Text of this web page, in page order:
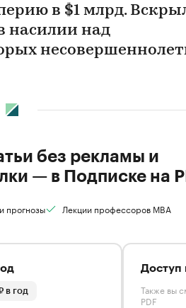
в $1 млрд.
насилии над
без рекламы и
— в Подписке на
прогнозы Лекции профессоров MBA
в год
Доступ
Также вы
PDF